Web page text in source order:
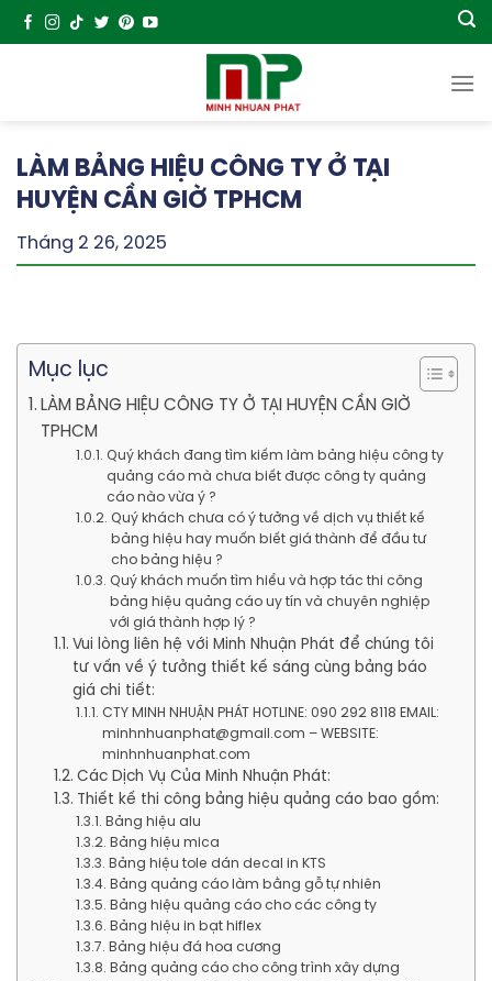
Chuyển
đến
LÀM BẢNG HIỆU CÔNG TY Ở TẠI
HUYỆN CẦN GIỜ TPHCM
Tháng 2 26, 2025
Mục lục
LÀM BẢNG HIỆU CÔNG TY Ở TẠI HUYỆN CẦN GIỜ
TPHCM
Quý khách đang tìm kiếm làm bảng hiệu công ty
quảng cáo mà chưa biết được công ty quảng
cáo nào vừa ý ?
Quý khách chưa có ý tưởng về dịch vụ thiết kế
bảng hiệu hay muốn biết giá thành để đầu tư
cho bảng hiệu ?
Quý khách muốn tìm hiểu và hợp tác thi công
bảng hiệu quảng cáo uy tín và chuyên nghiệp
với giá thành hợp lý ?
Vui lòng liên hệ với Minh Nhuận Phát để chúng tôi
tư vấn về ý tưởng thiết kế sáng cùng bảng báo
giá chi tiết:
CTY MINH NHUẬN PHÁT HOTLINE: 090 292 8118 EMAIL:
minhnhuanphat@gmail.com – WEBSITE:
minhnhuanphat.com
Các Dịch Vụ Của Minh Nhuận Phát:
Thiết kế thi công bảng hiệu quảng cáo bao gồm:
Bảng hiệu alu
Bảng hiệu mica
Bảng hiệu tole dán decal in KTS
Bảng quảng cáo làm bằng gỗ tự nhiên
Bảng hiệu quảng cáo cho các công ty
Bảng hiệu in bạt hiflex
Bảng hiệu đá hoa cương
Bảng quảng cáo cho công trình xây dựng